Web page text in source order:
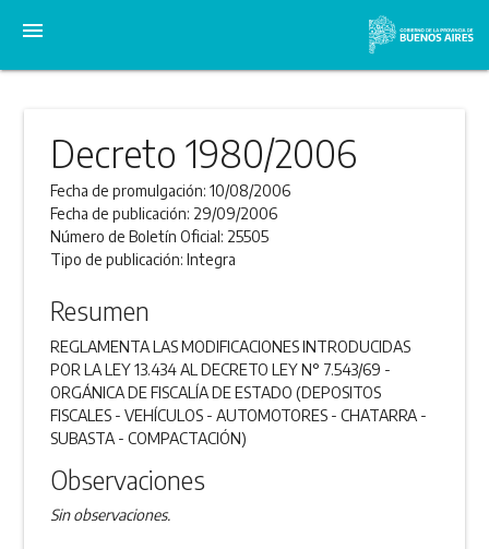
menu
Decreto 1980/2006
Fecha de promulgación:10/08/2006
Fecha de publicación: 29/09/2006
Número de Boletín Oficial: 25505
Tipo de publicación:Integra
Resumen
REGLAMENTA LAS MODIFICACIONES INTRODUCIDAS
POR LA LEY 13.434 AL DECRETO LEY N° 7.543/69 -
ORGÁNICA DE FISCALÍA DE ESTADO (DEPOSITOS
FISCALES - VEHÍCULOS - AUTOMOTORES - CHATARRA -
SUBASTA - COMPACTACIÓN)
Observaciones
Sin observaciones.